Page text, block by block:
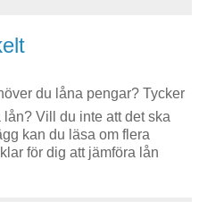
du låna pengar? Tycker
Vill du inte att det ska
kan du läsa om flera
för dig att jämföra lån